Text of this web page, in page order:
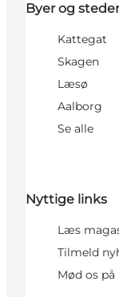
Byer og steder
Kattegat
Skagen
Læsø
Aalborg
Se alle
Nyttige links
Læs
Tilmeld
Mød os på